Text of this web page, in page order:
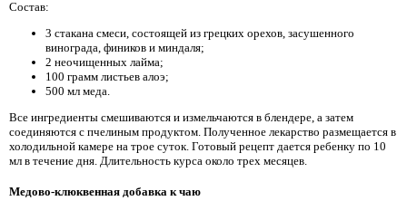
Состав:
3 стакана смеси, состоящей из грецких орехов, засушенного
винограда, фиников и миндаля;
2 неочищенных лайма;
100 грамм листьев алоэ;
500 мл меда.
Все ингредиенты смешиваются и измельчаются в блендере, а затем
соединяются с пчелиным продуктом. Полученное лекарство размещается в
холодильной камере на трое суток. Готовый рецепт дается ребенку по 10
мл в течение дня. Длительность курса около трех месяцев.
Медово-клюквенная добавка к чаю